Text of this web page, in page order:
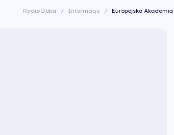
Radio Doba / Informacje / Europejska Akademia